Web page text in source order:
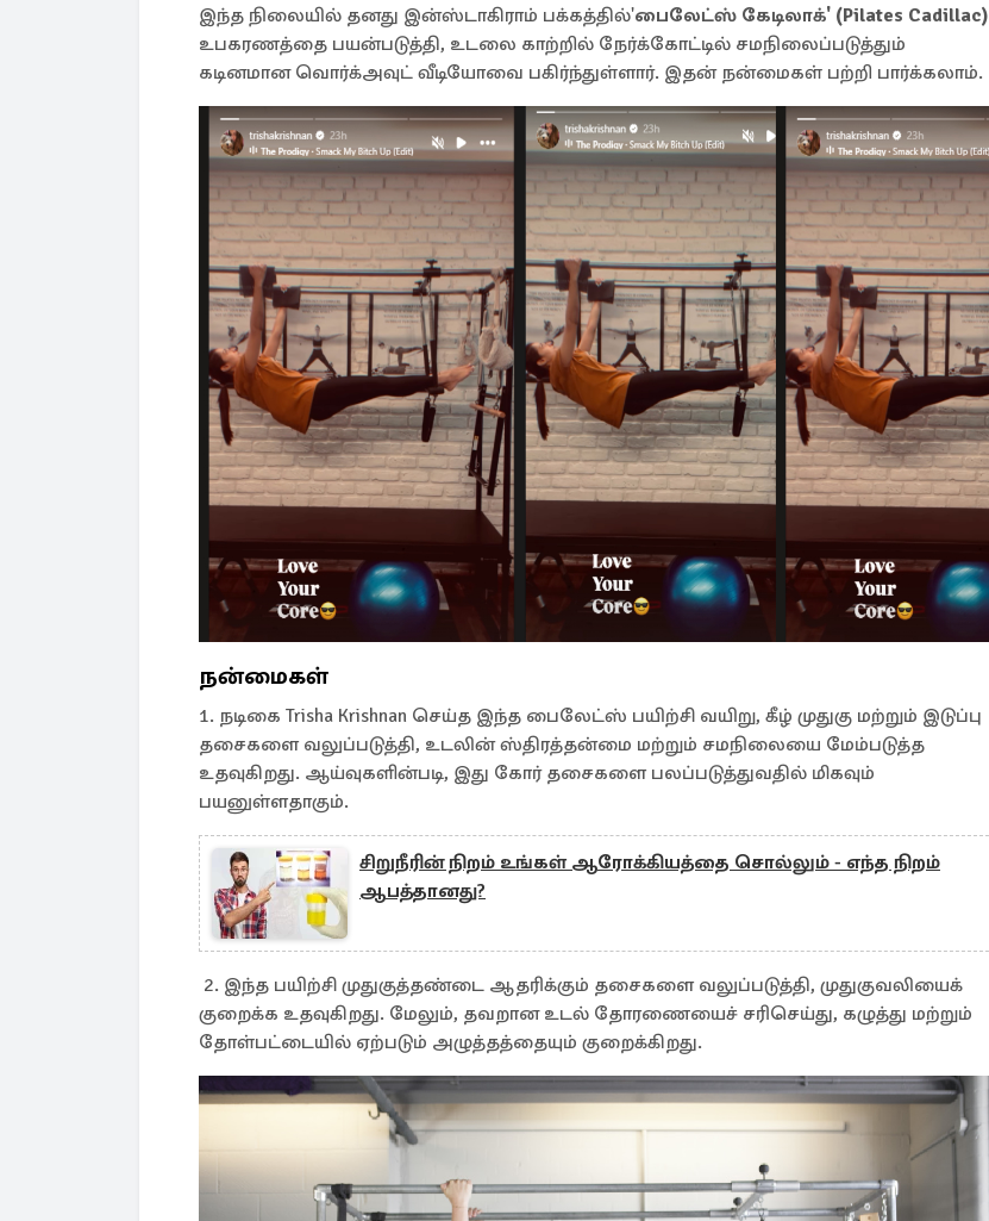
இந்த நிலையில் தனது இன்ஸ்டாகிராம் பக்கத்தில்'பைலேட்ஸ் கேடிலாக்' (Pilates Cadillac)
உபகரணத்தை பயன்படுத்தி, உடலை காற்றில் நேர்க்கோட்டில் சமநிலைப்படுத்தும்
கடினமான வொர்க்அவுட் வீடியோவை பகிர்ந்துள்ளார். இதன் நன்மைகள் பற்றி பார்க்கலாம்.
நன்மைகள்
1. நடிகை Trisha Krishnan செய்த இந்த பைலேட்ஸ் பயிற்சி வயிறு, கீழ் முதுகு மற்றும் இடுப்பு
தசைகளை வலுப்படுத்தி, உடலின் ஸ்திரத்தன்மை மற்றும் சமநிலையை மேம்படுத்த
உதவுகிறது. ஆய்வுகளின்படி, இது கோர் தசைகளை பலப்படுத்துவதில் மிகவும்
பயனுள்ளதாகும்.
சிறுநீரின் நிறம் உங்கள் ஆரோக்கியத்தை சொல்லும் - எந்த நிறம்
ஆபத்தானது?
2. இந்த பயிற்சி முதுகுத்தண்டை ஆதரிக்கும் தசைகளை வலுப்படுத்தி, முதுகுவலியைக்
குறைக்க உதவுகிறது. மேலும், தவறான உடல் தோரணையைச் சரிசெய்து, கழுத்து மற்றும்
தோள்பட்டையில் ஏற்படும் அழுத்தத்தையும் குறைக்கிறது.